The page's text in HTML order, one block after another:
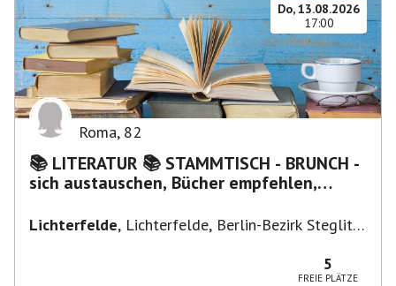
Do, 13.08.2026
17:00
Roma, 82
📚 LITERATUR 📚 STAMMTISCH - BRUNCH -
sich austauschen, Bücher empfehlen,
Lichterfelde, Lichterfelde, Berlin-Bezirk Steglitz-
5
FREIE PLÄTZE